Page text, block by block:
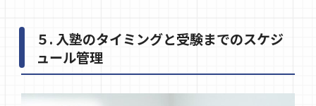
５. 入塾のタイミングと受験までのスケジ
ュール管理